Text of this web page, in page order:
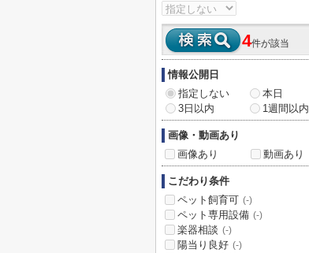
4件が該当
情報公開日
指定しない
本日
3日以内
1週間以内
画像・動画あり
画像あり
動画あり
こだわり条件
ペット飼育可 (-)
ペット専用設備 (-)
楽器相談 (-)
陽当り良好 (-)